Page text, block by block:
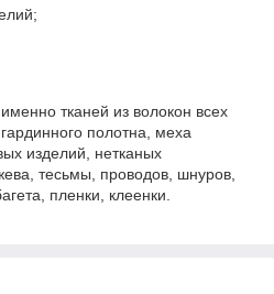
тканей из волокон всех
полотна, меха
изделий, нетканых
тесьмы, проводов, шнуров,
пленки, клеенки.